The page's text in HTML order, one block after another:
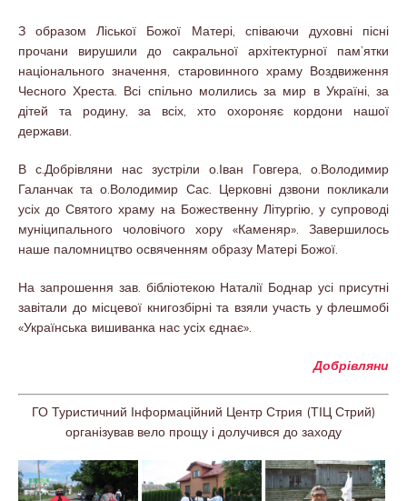
З образом Ліської Божої Матері, співаючи духовні пісні
прочани вирушили до сакральної архітектурної пам’ятки
національного значення, старовинного храму Воздвиження
Чесного Хреста. Всі спільно молились за мир в Україні, за
дітей та родину, за всіх, хто охороняє кордони нашої
держави.
В с.Добрівляни нас зустріли о.Іван Говгера, о.Володимир
Галанчак та о.Володимир Сас. Церковні дзвони покликали
усіх до Святого храму на Божественну Літургію, у супроводі
муніципального чоловічого хору «Каменяр». Завершилось
наше паломництво освяченням образу Матері Божої.
На запрошення зав. бібліотекою Наталії Боднар усі присутні
завітали до місцевої книгозбірні та взяли участь у флешмобі
«Українська вишиванка нас усіх єднає».
Добрівляни
ГО Туристичний Інформаційний Центр Стрия (ТІЦ Стрий)
організував вело прощу і долучився до заходу